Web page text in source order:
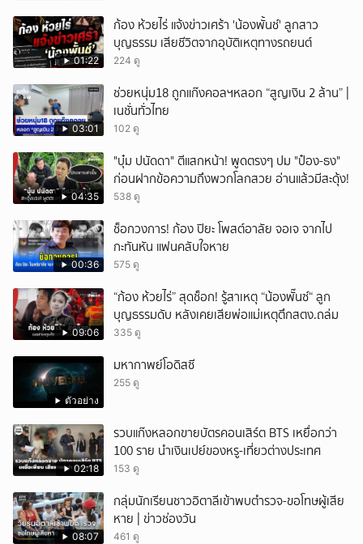
01:22
ก้อง ห้วยไร่ แจ้งข่าวเศร้า 'น้องพั้นช์' ลูกสาว
บุญธรรม เสียชีวิตจากอุบัติเหตุทางรถยนต์
224 ดู
03:01
ช่วยหนุ่ม18 ถูกแก๊งคอลฯหลอก “สูญเงิน 2 ล้าน” |
เนชั่นทั่วไทย
102 ดู
04:35
"บุ๋ม ปนัดดา" ตีแสกหน้า! พูดตรงๆ ปม "ป๋อง-ธง"
ก่อนฝากข้อความถึงพวกโลกสวย อ่านแล้วมีสะดุ้ง!
538 ดู
00:36
ช็อกวงการ! ก้อง ปิยะ โพสต์อาลัย จอเจ จากไป
กะทันหัน แฟนคลับใจหาย
575 ดู
09:06
“ก้อง ห้วยไร่” สุดช็อก! รู้สาเหตุ “น้องพั๊นซ์“ ลูก
บุญธรรมดับ หลังเคยเสียพ่อแม่เหตุตึกสตง.ถล่ม
335 ดู
ตัวอย่าง
มหากาพย์โอดิสซี
255 ดู
02:18
รวบแก๊งหลอกขายบัตรคอนเสิร์ต BTS เหยื่อกว่า
100 ราย นำเงินเปย์ของหรู-เที่ยวต่างประเทศ
153 ดู
08:07
กลุ่มนักเรียนชาวอิตาลีเข้าพบตำรวจ-ขอโทษผู้เสีย
หาย | ข่าวช่องวัน
461 ดู